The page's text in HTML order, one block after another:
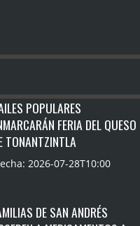
POPULARES
FERIA DEL QUESO
TONANTZINTLA
2026-07-28T10:00
DE SAN ANDRÉS